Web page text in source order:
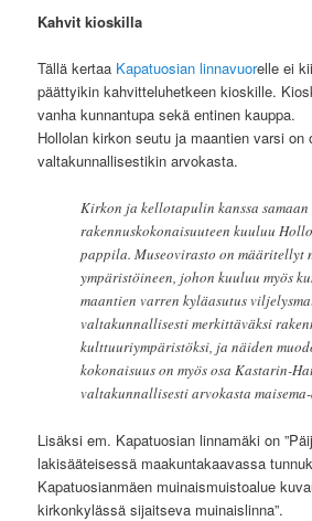
Kahvit kioskilla
Tällä kertaa Kapatuosian linnavuorelle ei
päättyikin kahvitteluhetkeen kioskille.
vanha kunnantupa sekä entinen kauppa.
Hollolan kirkon seutu ja maantien varsi on
valtakunnallisestikin arvokasta.
Kirkon ja kellotapulin kanssa samaan
rakennuskokonaisuuteen kuuluu
pappila. Museovirasto on määritellyt
ympäristöineen, johon kuuluu myös
maantien varren kyläasutus
valtakunnallisesti merkittäväksi
kulttuuriympäristöksi, ja näiden
kokonaisuus on myös osa Kastarin-
valtakunnallisesti arvokasta
Lisäksi em. Kapatuosian linnamäki on
lakisääteisessä maakuntakaavassa
Kapatuosianmäen muinaismuistoalue
kirkonkylässä sijaitseva muinaislinna”.